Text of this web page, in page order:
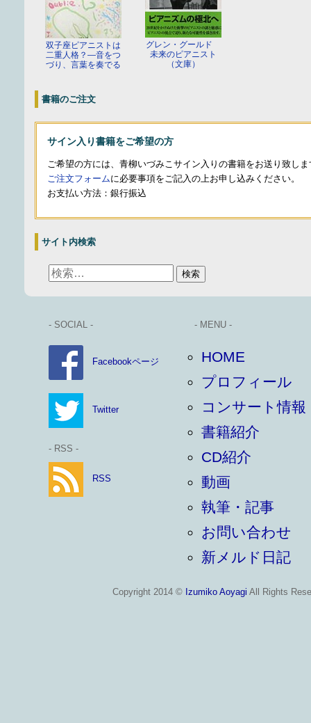
双子座ピアニストは
二重人格？—音をつ
づり、言葉を奏でる
グレン・グールド
未来のピアニスト
（文庫）
書籍のご注文
サイン入り書籍をご希望の方
ご希望の方には、青柳いづみこサイン入りの書籍をお送り致しま
ご注文フォームに必要事項をご記入の上お申し込みください。
お支払い方法：銀行振込
サイト内検索
- SOCIAL -
Facebookページ
Twitter
- RSS -
RSS
- MENU -
HOME
プロフィール
コンサート情報
書籍紹介
CD紹介
動画
執筆・記事
お問い合わせ
新メルド日記
Copyright 2014 © Izumiko Aoyagi All Rights